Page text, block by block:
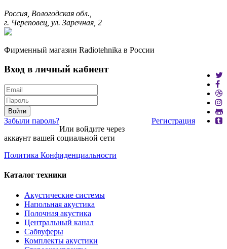
Россия, Вологодская обл.,
г. Череповец, ул. Заречная, 2
Фирменный магазин Radiotehnika в России
Вход в личный кабиент
Войти
Забыли пароль?
Регистрация
Или войдите через
аккаунт вашей социальной сети
Политика Конфиденциальности
Каталог техники
Акустические системы
Напольная акустика
Полочная акустика
Центральный канал
Сабвуферы
Комплекты акустики